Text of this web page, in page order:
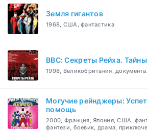
Земля гигантов
1968, США, фантастика
BBC: Секреты Рейха.
1998, Великобритания,
Могучие рейнджеры:
помощь
2000, Франция, Япония, США,
фэнтези, боевик, драма,